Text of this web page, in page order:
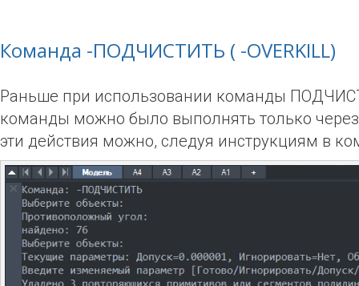
Команда -ПОДЧИСТИТЬ ( -OVERKILL)
Раньше при использовании команды
команды можно было выполнять только
эти действия можно, следуя инструкциям в